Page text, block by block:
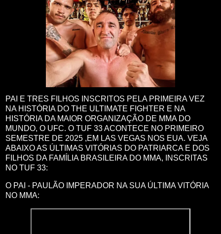
PAI E TRES FILHOS INSCRITOS PELA PRIMEIRA VEZ
NA HISTÓRIA DO THE ULTIMATE FIGHTER E NA
HISTÓRIA DA MAIOR ORGANIZAÇÃO DE MMA DO
MUNDO, O UFC. O TUF 33 ACONTECE NO PRIMEIRO
SEMESTRE DE 2025 ,EM LAS VEGAS NOS EUA. VEJA
ABAIXO AS ÚLTIMAS VITÓRIAS DO PATRIARCA E DOS
FILHOS DA FAMÍLIA BRASILEIRA DO MMA, INSCRITAS
NO TUF 33:
O PAI - PAULÃO IMPERADOR NA SUA ÚLTIMA VITÓRIA
NO MMA: